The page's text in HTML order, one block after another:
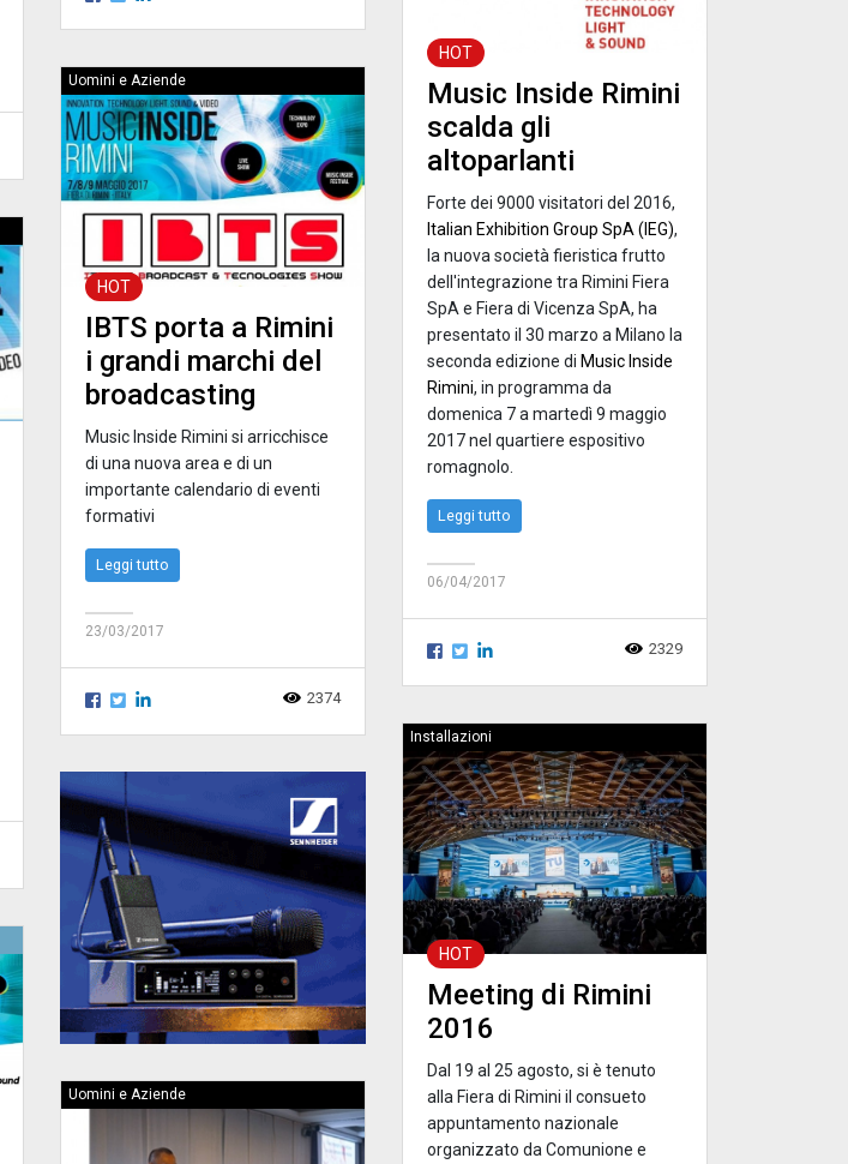
HOT
Music Inside Rimini
scalda gli
altoparlanti
Forte dei 9000 visitatori del 2016,
Italian Exhibition Group SpA (IEG),
la nuova società fieristica frutto
dell'integrazione tra Rimini Fiera
SpA e Fiera di Vicenza SpA, ha
presentato il 30 marzo a Milano la
seconda edizione di Music Inside
Rimini, in programma da
domenica 7 a martedì 9 maggio
2017 nel quartiere espositivo
romagnolo.
Leggi tutto
06/04/2017
2329
Uomini e Aziende
HOT
IBTS porta a Rimini
i grandi marchi del
broadcasting
Music Inside Rimini si arricchisce
di una nuova area e di un
importante calendario di eventi
formativi
Leggi tutto
23/03/2017
2374
Installazioni
HOT
Meeting di Rimini
2016
Dal 19 al 25 agosto, si è tenuto
alla Fiera di Rimini il consueto
appuntamento nazionale
organizzato da Comunione e
Uomini e Aziende